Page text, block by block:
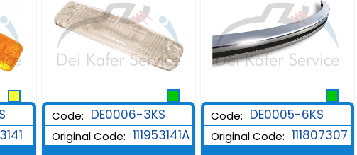
Code: DE0006-3KS
Original Code: 111953141A
Code: DE0005-6KS
Original Code: 111807307